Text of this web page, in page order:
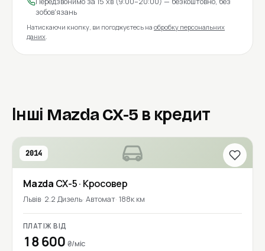
зобов'язань
Натискаючи кнопку, ви погоджуєтесь на обробку персональних
даних.
Інші Mazda CX-5 в кредит
2014
Mazda CX-5· Кросовер
Львів 2.2 Дизель Автомат 188к км
ПЛАТІЖ ВІД
18 600 ₴/міс